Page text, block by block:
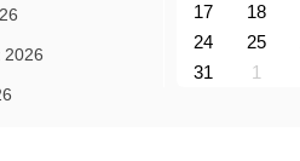
2026
17
18
24
25
31
1